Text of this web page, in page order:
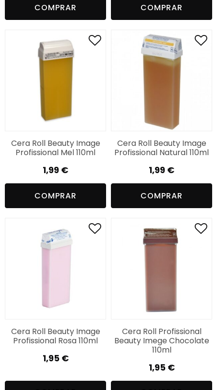
COMPRAR COMPRAR
Cera Roll Beauty Image
Profissional Mel 110ml
1,99 €
COMPRAR
Cera Roll Beauty Image
Profissional Natural 110ml
1,99 €
COMPRAR
Cera Roll Beauty Image
Profissional Rosa 110ml
1,95 €
Cera Roll Profissional
Beauty Imege Chocolate
110ml
1,95 €